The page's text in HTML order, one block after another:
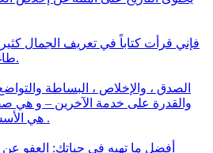
طاغور: إن الجمال هو الاخلاص.
الصدق ، والإخلاص ، البساطة
والقدرة على خدمة الآخرين – و
هي الأسس الحقيقية لحياتنا الروحية .
أفضل ما تهبه في حياتك: العفو